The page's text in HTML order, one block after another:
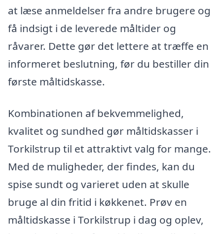
at læse anmeldelser fra andre brugere og
få indsigt i de leverede måltider og
råvarer. Dette gør det lettere at træffe en
informeret beslutning, før du bestiller din
første måltidskasse.
Kombinationen af bekvemmelighed,
kvalitet og sundhed gør måltidskasser i
Torkilstrup til et attraktivt valg for mange.
Med de muligheder, der findes, kan du
spise sundt og varieret uden at skulle
bruge al din fritid i køkkenet. Prøv en
måltidskasse i Torkilstrup i dag og oplev,